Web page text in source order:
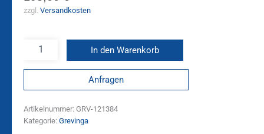
zzgl. Versandkosten
In den Warenkorb
Anfragen
Artikelnummer: GRV-121384
Kategorie: Grevinga